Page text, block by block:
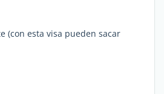
esta visa pueden sacar